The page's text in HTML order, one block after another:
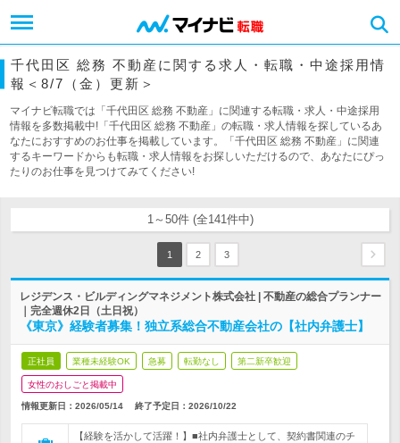
千代田区 総務 不動産に関する求人・転職・中途採用情
報＜8/7（金）更新＞
マイナビ転職では「千代田区 総務 不動産」に関連する転職・求人・中途採用
情報を多数掲載中!「千代田区 総務 不動産」の転職・求人情報を探しているあ
なたにおすすめのお仕事を掲載しています。「千代田区 総務 不動産」に関連
するキーワードからも転職・求人情報をお探しいただけるので、あなたにぴっ
たりのお仕事を見つけてみてください!
1～50件 (全141件中)
1 2 3
レジデンス・ビルディングマネジメント株式会社 | 不動産の総合プランナー
｜完全週休2日（土日祝）
《東京》経験者募集！独立系総合不動産会社の【社内弁護士】
正社員 業種未経験OK 急募 転勤なし 第二新卒歓迎
女性のおしごと掲載中
情報更新日：2026/05/14 終了予定日： 2026/10/22
【経験を活かして活躍！】■社内弁護士として、契約書関連のチ